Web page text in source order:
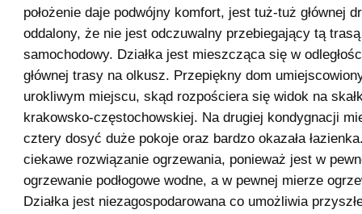
położenie daje podwójny komfort, jest tuż-tuż głównej
oddalony, że nie jest odczuwalny przebiegający tą
samochodowy. Działka jest mieszcząca się w
głównej trasy na olkusz. Przepiękny dom
urokliwym miejscu, skąd rozpościera się widok na
krakowsko-częstochowskiej. Na drugiej kondygnacji
cztery dosyć duże pokoje oraz bardzo okazała
ciekawe rozwiązanie ogrzewania, ponieważ jest w
ogrzewanie podłogowe wodne, a w pewnej mierze
Działka jest niezagospodarowana co umożliwia